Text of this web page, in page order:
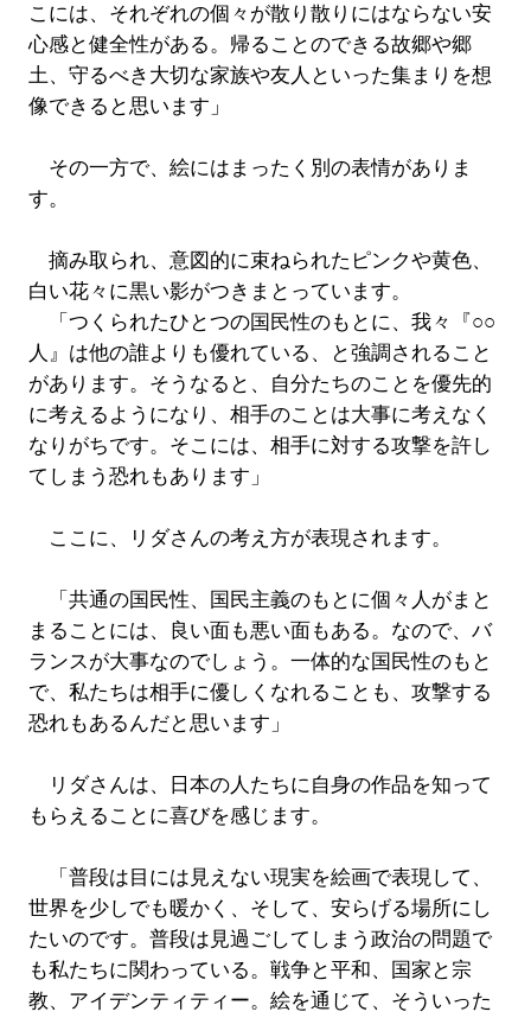
こには、それぞれの個々が散り散りにはならない安
心感と健全性がある。帰ることのできる故郷や郷
土、守るべき大切な家族や友人といった集まりを想
像できると思います」
その一方で、絵にはまったく別の表情がありま
す。
摘み取られ、意図的に束ねられたピンクや黄色、
白い花々に黒い影がつきまとっています。
「つくられたひとつの国民性のもとに、我々『○○
人』は他の誰よりも優れている、と強調されること
があります。そうなると、自分たちのことを優先的
に考えるようになり、相手のことは大事に考えなく
なりがちです。そこには、相手に対する攻撃を許し
てしまう恐れもあります」
ここに、リダさんの考え方が表現されます。
「共通の国民性、国民主義のもとに個々人がまと
まることには、良い面も悪い面もある。なので、バ
ランスが大事なのでしょう。一体的な国民性のもと
で、私たちは相手に優しくなれることも、攻撃する
恐れもあるんだと思います」
リダさんは、日本の人たちに自身の作品を知って
もらえることに喜びを感じます。
「普段は目には見えない現実を絵画で表現して、
世界を少しでも暖かく、そして、安らげる場所にし
たいのです。普段は見過ごしてしまう政治の問題で
も私たちに関わっている。戦争と平和、国家と宗
教、アイデンティティー。絵を通じて、そういった